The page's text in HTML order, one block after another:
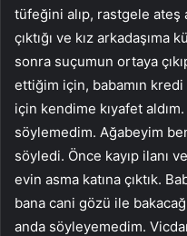
tüfeğini alıp, rastgele ateş
çıktığı ve kız
sonra suçumun ortaya
ettiğim için, babamın
için kendime kıyafet
söylemedim. Ağabeyim
söyledi. Önce kayıp ilanı
evin asma katına çıktık.
bana cani gözü ile
anda söyleyemedim.